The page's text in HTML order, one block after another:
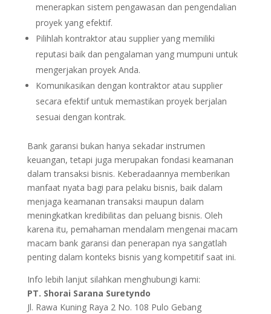
menerapkan sistem pengawasan dan pengendalian
proyek yang efektif.
Pilihlah kontraktor atau supplier yang memiliki
reputasi baik dan pengalaman yang mumpuni untuk
mengerjakan proyek Anda.
Komunikasikan dengan kontraktor atau supplier
secara efektif untuk memastikan proyek berjalan
sesuai dengan kontrak.
Bank garansi bukan hanya sekadar instrumen
keuangan, tetapi juga merupakan fondasi keamanan
dalam transaksi bisnis. Keberadaannya memberikan
manfaat nyata bagi para pelaku bisnis, baik dalam
menjaga keamanan transaksi maupun dalam
meningkatkan kredibilitas dan peluang bisnis. Oleh
karena itu, pemahaman mendalam mengenai macam
macam bank garansi dan penerapan nya sangatlah
penting dalam konteks bisnis yang kompetitif saat ini.
Info lebih lanjut silahkan menghubungi kami:
PT. Shorai Sarana Suretyndo
Jl. Rawa Kuning Raya 2 No. 108 Pulo Gebang